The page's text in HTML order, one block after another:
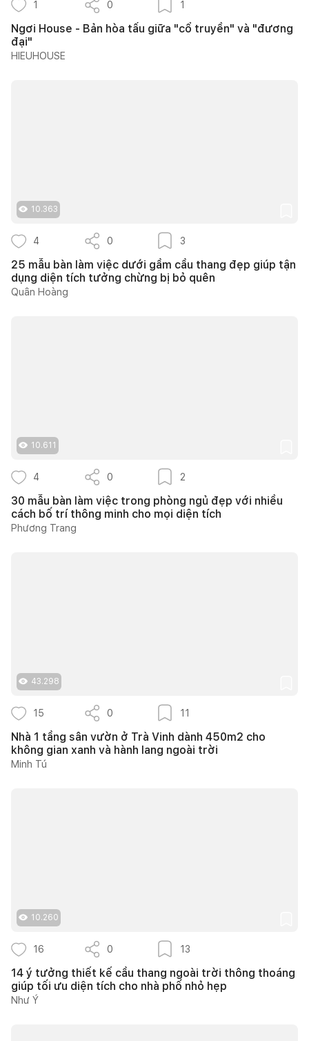
1 0 1
Ngơi House - Bản hòa tấu giữa "cổ truyền" và "đương
đại"
HIEUHOUSE
10.363
4 0 3
25 mẫu bàn làm việc dưới gầm cầu thang đẹp giúp tận
dụng diện tích tưởng chừng bị bỏ quên
Quân Hoàng
10.611
4 0 2
30 mẫu bàn làm việc trong phòng ngủ đẹp với nhiều
cách bố trí thông minh cho mọi diện tích
Phương Trang
43.298
15 0 11
Nhà 1 tầng sân vườn ở Trà Vinh dành 450m2 cho
không gian xanh và hành lang ngoài trời
Minh Tú
10.260
16 0 13
14 ý tưởng thiết kế cầu thang ngoài trời thông thoáng
giúp tối ưu diện tích cho nhà phố nhỏ hẹp
Như Ý